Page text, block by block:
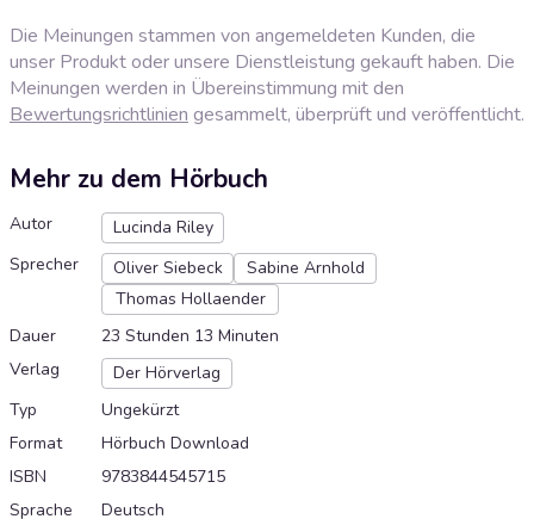
Die Meinungen stammen von angemeldeten Kunden, die
unser Produkt oder unsere Dienstleistung gekauft haben. Die
Meinungen werden in Übereinstimmung mit den
Bewertungsrichtlinien gesammelt, überprüft und veröffentlicht.
Mehr zu dem Hörbuch
Autor
Lucinda Riley
Sprecher
Oliver Siebeck
Sabine Arnhold
Thomas Hollaender
Dauer
23 Stunden 13 Minuten
Verlag
Der Hörverlag
Typ
Ungekürzt
Format
Hörbuch Download
ISBN
9783844545715
Sprache
Deutsch